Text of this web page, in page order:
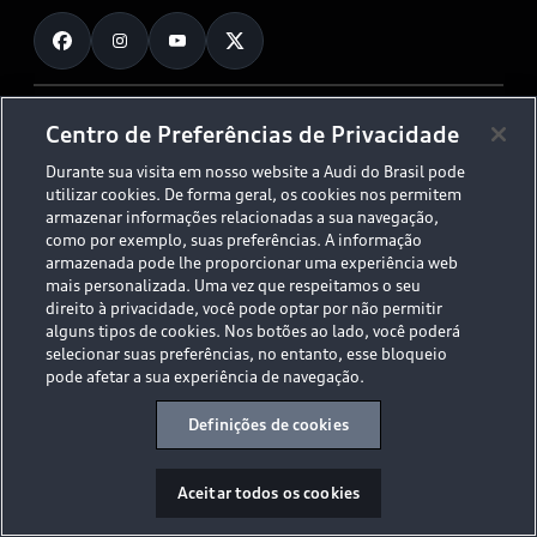
Planejamento de recarga
O Legado do S
Audi Driving Experience
ESG
Tecnologias Audi
Audi Collection
Fale Conosco
Trabalhe Conosco
© 2026 AUDI AG. All Rights Reserved.
Políticas de Privacidade
Código de Conduta
Aviso Legal
Proteção de Dados - LGPD
Sala de Imprensa
Desacelere. Seu bem maior é a vida.
Centro de Preferências de Privacidade
Durante sua visita em nosso website a Audi do Brasil pode
utilizar cookies. De forma geral, os cookies nos permitem
armazenar informações relacionadas a sua navegação,
como por exemplo, suas preferências. A informação
armazenada pode lhe proporcionar uma experiência web
mais personalizada. Uma vez que respeitamos o seu
direito à privacidade, você pode optar por não permitir
alguns tipos de cookies. Nos botões ao lado, você poderá
selecionar suas preferências, no entanto, esse bloqueio
pode afetar a sua experiência de navegação.
Definições de cookies
Aceitar todos os cookies